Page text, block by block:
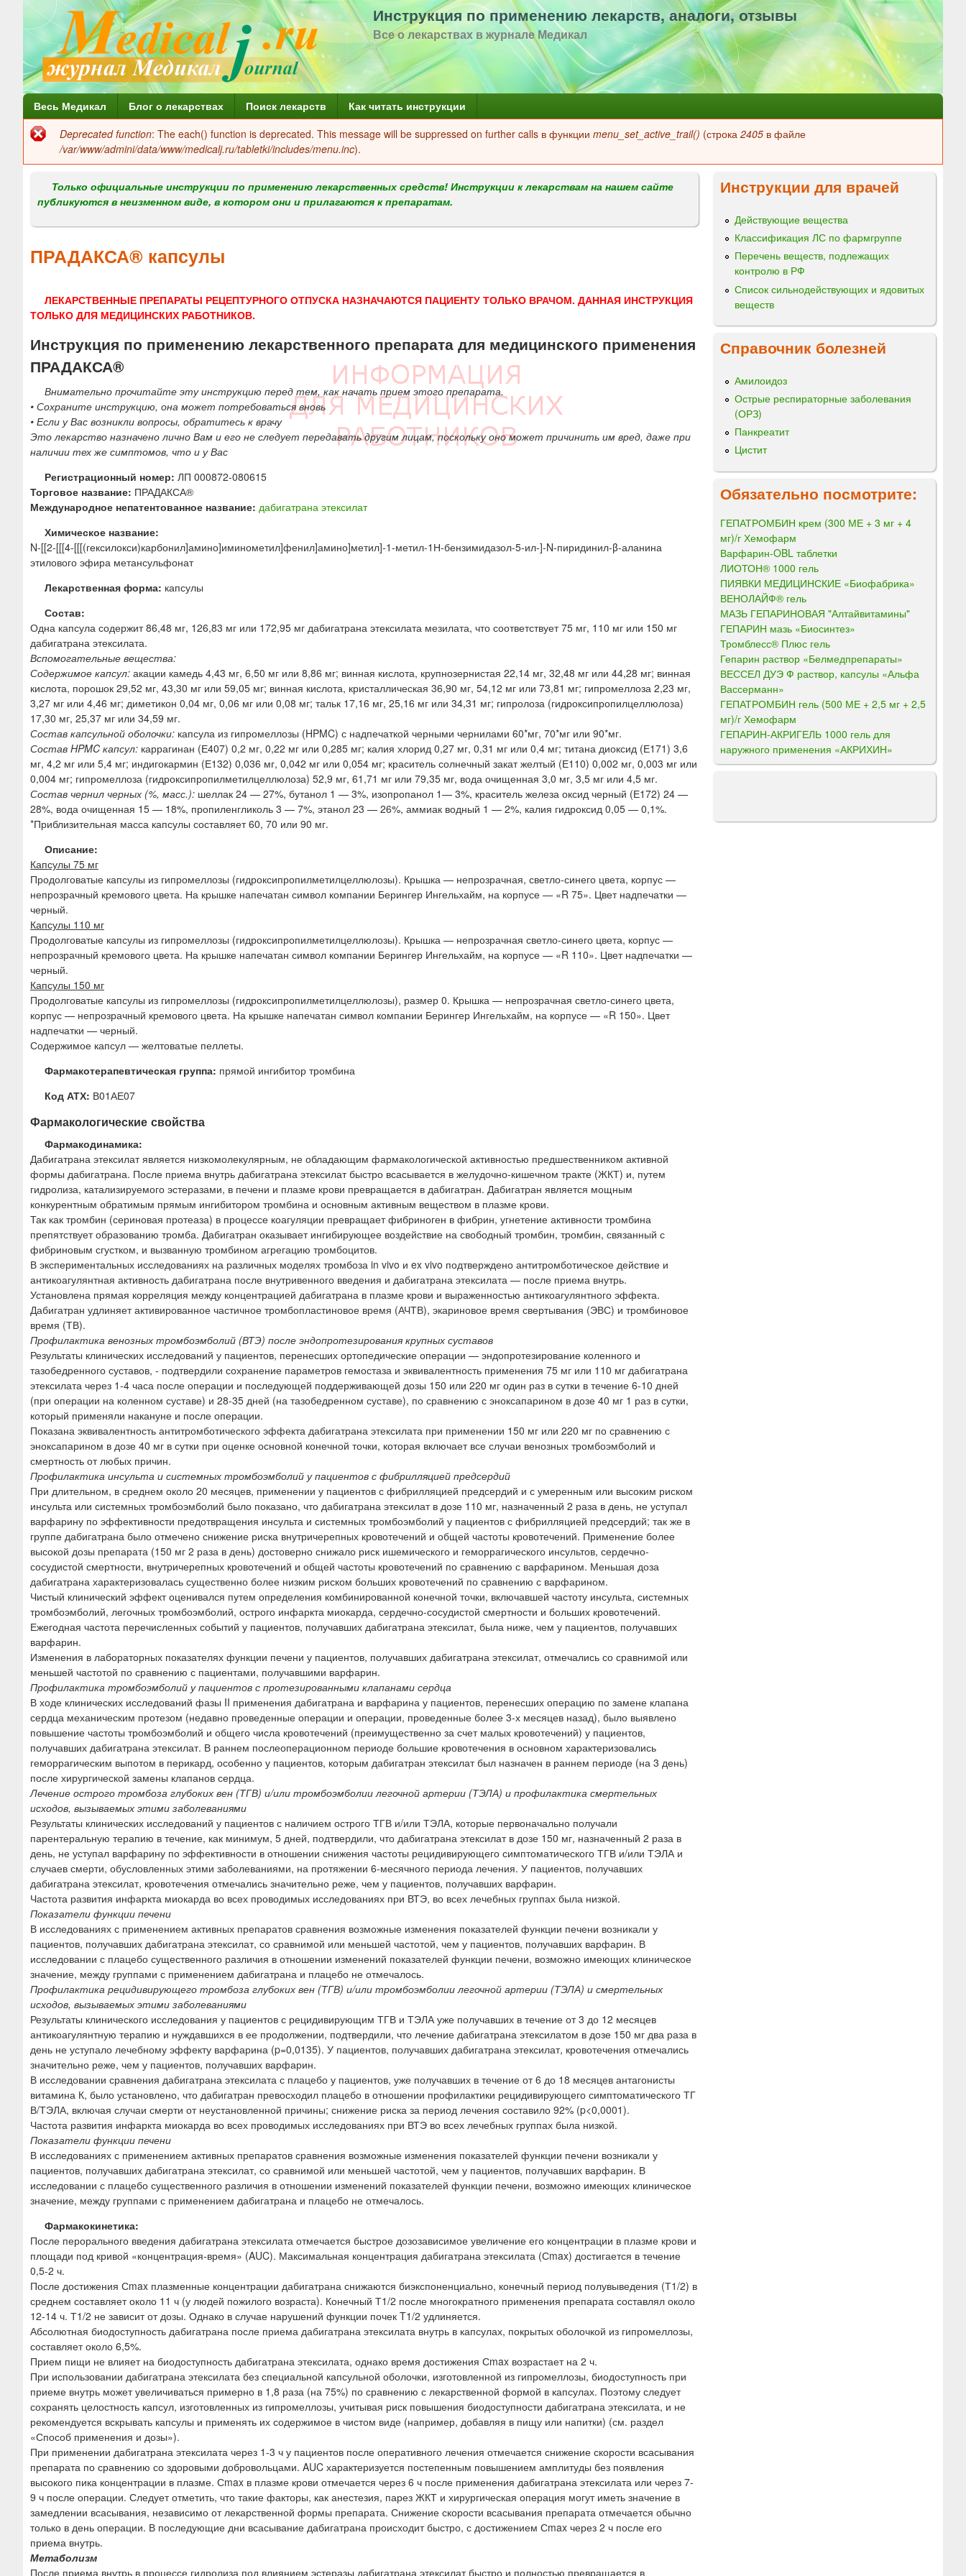
Перейти
к
содержанию
Инструкция по применению лекарств, аналоги, отзывы
Все о лекарствах в журнале Медикал
Г
л
н
м
н
Весь Медикал Блог о лекарствах Поиск лекарств Как читать инструкции
Сообщение
об
ошибке
Deprecated function: The each() function is deprecated. This message will be suppressed on further calls в функции menu_set_active_trail() (строка 2405 в файле
/var/www/admini/data/www/medicalj.ru/tabletki/includes/menu.inc).
Только официальные инструкции по применению лекарственных средств! Инструкции к лекарствам на нашем сайте
публикуются в неизменном виде, в котором они и прилагаются к препаратам.
ПРАДАКСА® капсулы
ЛЕКАРСТВЕННЫЕ ПРЕПАРАТЫ РЕЦЕПТУРНОГО ОТПУСКА НАЗНАЧАЮТСЯ ПАЦИЕНТУ ТОЛЬКО ВРАЧОМ. ДАННАЯ ИНСТРУКЦИЯ
ТОЛЬКО ДЛЯ МЕДИЦИНСКИХ РАБОТНИКОВ.
Инструкция по применению лекарственного препарата для медицинского применения
ПРАДАКСА®
Внимательно прочитайте эту инструкцию перед тем, как начать прием этого препарата.
• Сохраните инструкцию, она может потребоваться вновь
• Если у Вас возникли вопросы, обратитесь к врачу
Это лекарство назначено лично Вам и его не следует передавать другим лицам, поскольку оно может причинить им вред, даже при
наличии тех же симптомов, что и у Вас
Регистрационный номер: ЛП 000872-080615
Торговое название: ПРАДАКСА®
Международное непатентованное название: дабигатрана этексилат
Химическое название:
N-[[2-[[[4-[[[(гексилокси)карбонил]амино]иминометил]фенил]амино]метил]-1-метил-1Н-бензимидазол-5-ил-]-N-пиридинил-β-аланина
этилового эфира метансульфонат
Лекарственная форма: капсулы
Состав:
Одна капсула содержит 86,48 мг, 126,83 мг или 172,95 мг дабигатрана этексилата мезилата, что соответствует 75 мг, 110 мг или 150 мг
дабигатрана этексилата.
Вспомогательные вещества:
Содержимое капсул: акации камедь 4,43 мг, 6,50 мг или 8,86 мг; винная кислота, крупнозернистая 22,14 мг, 32,48 мг или 44,28 мг; винная
кислота, порошок 29,52 мг, 43,30 мг или 59,05 мг; винная кислота, кристаллическая 36,90 мг, 54,12 мг или 73,81 мг; гипромеллоза 2,23 мг,
3,27 мг или 4,46 мг; диметикон 0,04 мг, 0,06 мг или 0,08 мг; тальк 17,16 мг, 25,16 мг или 34,31 мг; гипролоза (гидроксипропилцеллюлоза)
17,30 мг, 25,37 мг или 34,59 мг.
Состав капсульной оболочки: капсула из гипромеллозы (HPMC) с надпечаткой черными чернилами 60*мг, 70*мг или 90*мг.
Состав HPMC капсул: каррагинан (Е407) 0,2 мг, 0,22 мг или 0,285 мг; калия хлорид 0,27 мг, 0,31 мг или 0,4 мг; титана диоксид (Е171) 3,6
мг, 4,2 мг или 5,4 мг; индигокармин (Е132) 0,036 мг, 0,042 мг или 0,054 мг; краситель солнечный закат желтый (Е110) 0,002 мг, 0,003 мг или
0,004 мг; гипромеллоза (гидроксипропилметилцеллюлоза) 52,9 мг, 61,71 мг или 79,35 мг, вода очищенная 3,0 мг, 3,5 мг или 4,5 мг.
Состав чернил черных (%, масс.): шеллак 24 — 27%, бутанол 1 — 3%, изопропанол 1— 3%, краситель железа оксид черный (Е172) 24 —
28%, вода очищенная 15 — 18%, пропиленгликоль 3 — 7%, этанол 23 — 26%, аммиак водный 1 — 2%, калия гидроксид 0,05 — 0,1%.
*Приблизительная масса капсулы составляет 60, 70 или 90 мг.
Описание:
Капсулы 75 мг
Продолговатые капсулы из гипромеллозы (гидроксипропилметилцеллюлозы). Крышка — непрозрачная, светло-синего цвета, корпус —
непрозрачный кремового цвета. На крышке напечатан символ компании Берингер Ингельхайм, на корпусе — «R 75». Цвет надпечатки —
черный.
Капсулы 110 мг
Продолговатые капсулы из гипромеллозы (гидроксипропилметилцеллюлозы). Крышка — непрозрачная светло-синего цвета, корпус —
непрозрачный кремового цвета. На крышке напечатан символ компании Берингер Ингельхайм, на корпусе — «R 110». Цвет надпечатки —
черный.
Капсулы 150 мг
Продолговатые капсулы из гипромеллозы (гидроксипропилметилцеллюлозы), размер 0. Крышка — непрозрачная светло-синего цвета,
корпус — непрозрачный кремового цвета. На крышке напечатан символ компании Берингер Ингельхайм, на корпусе — «R 150». Цвет
надпечатки — черный.
Содержимое капсул — желтоватые пеллеты.
Фармакотерапевтическая группа: прямой ингибитор тромбина
Код АТХ: В01АЕ07
Фармакологические свойства
Фармакодинамика:
Дабигатрана этексилат является низкомолекулярным, не обладающим фармакологической активностью предшественником активной
формы дабигатрана. После приема внутрь дабигатрана этексилат быстро всасывается в желудочно-кишечном тракте (ЖКТ) и, путем
гидролиза, катализируемого эстеразами, в печени и плазме крови превращается в дабигатран. Дабигатран является мощным
конкурентным обратимым прямым ингибитором тромбина и основным активным веществом в плазме крови.
Так как тромбин (сериновая протеаза) в процессе коагуляции превращает фибриноген в фибрин, угнетение активности тромбина
препятствует образованию тромба. Дабигатран оказывает ингибирующее воздействие на свободный тромбин, тромбин, связанный с
фибриновым сгустком, и вызванную тромбином агрегацию тромбоцитов.
В экспериментальных исследованиях на различных моделях тромбоза in vivo и ex vivo подтверждено антитромботическое действие и
антикоагулянтная активность дабигатрана после внутривенного введения и дабигатрана этексилата — после приема внутрь.
Установлена прямая корреляция между концентрацией дабигатрана в плазме крови и выраженностью антикоагулянтного эффекта.
Дабигатран удлиняет активированное частичное тромбопластиновое время (АЧТВ), экариновое время свертывания (ЭВС) и тромбиновое
время (ТВ).
Профилактика венозных тромбоэмболий (ВТЭ) после эндопротезирования крупных суставов
Результаты клинических исследований у пациентов, перенесших ортопедические операции — эндопротезирование коленного и
тазобедренного суставов, - подтвердили сохранение параметров гемостаза и эквивалентность применения 75 мг или 110 мг дабигатрана
этексилата через 1-4 часа после операции и последующей поддерживающей дозы 150 или 220 мг один раз в сутки в течение 6-10 дней
(при операции на коленном суставе) и 28-35 дней (на тазобедренном суставе), по сравнению с эноксапарином в дозе 40 мг 1 раз в сутки,
который применяли накануне и после операции.
Показана эквивалентность антитромботического эффекта дабигатрана этексилата при применении 150 мг или 220 мг по сравнению с
эноксапарином в дозе 40 мг в сутки при оценке основной конечной точки, которая включает все случаи венозных тромбоэмболий и
смертность от любых причин.
Профилактика инсульта и системных тромбоэмболий у пациентов с фибрилляцией предсердий
При длительном, в среднем около 20 месяцев, применении у пациентов с фибрилляцией предсердий и с умеренным или высоким риском
инсульта или системных тромбоэмболий было показано, что дабигатрана этексилат в дозе 110 мг, назначенный 2 раза в день, не уступал
варфарину по эффективности предотвращения инсульта и системных тромбоэмболий у пациентов с фибрилляцией предсердий; так же в
группе дабигатрана было отмечено снижение риска внутричерепных кровотечений и общей частоты кровотечений. Применение более
высокой дозы препарата (150 мг 2 раза в день) достоверно снижало риск ишемического и геморрагического инсультов, сердечно-
сосудистой смертности, внутричерепных кровотечений и общей частоты кровотечений по сравнению с варфарином. Меньшая доза
дабигатрана характеризовалась существенно более низким риском больших кровотечений по сравнению с варфарином.
Чистый клинический эффект оценивался путем определения комбинированной конечной точки, включавшей частоту инсульта, системных
тромбоэмболий, легочных тромбоэмболий, острого инфаркта миокарда, сердечно-сосудистой смертности и больших кровотечений.
Ежегодная частота перечисленных событий у пациентов, получавших дабигатрана этексилат, была ниже, чем у пациентов, получавших
варфарин.
Изменения в лабораторных показателях функции печени у пациентов, получавших дабигатрана этексилат, отмечались со сравнимой или
меньшей частотой по сравнению с пациентами, получавшими варфарин.
Профилактика тромбоэмболий у пациентов с протезированными клапанами сердца
В ходе клинических исследований фазы II применения дабигатрана и варфарина у пациентов, перенесших операцию по замене клапана
сердца механическим протезом (недавно проведенные операции и операции, проведенные более 3-х месяцев назад), было выявлено
повышение частоты тромбоэмболий и общего числа кровотечений (преимущественно за счет малых кровотечений) у пациентов,
получавших дабигатрана этексилат. В раннем послеоперационном периоде большие кровотечения в основном характеризовались
геморрагическим выпотом в перикард, особенно у пациентов, которым дабигатран этексилат был назначен в раннем периоде (на 3 день)
после хирургической замены клапанов сердца.
Лечение острого тромбоза глубоких вен (ТГВ) и/или тромбоэмболии легочной артерии (ТЭЛА) и профилактика смертельных
исходов, вызываемых этими заболеваниями
Результаты клинических исследований у пациентов с наличием острого ТГВ и/или ТЭЛА, которые первоначально получали
парентеральную терапию в течение, как минимум, 5 дней, подтвердили, что дабигатрана этексилат в дозе 150 мг, назначенный 2 раза в
день, не уступал варфарину по эффективности в отношении снижения частоты рецидивирующего симптоматического ТГВ и/или ТЭЛА и
случаев смерти, обусловленных этими заболеваниями, на протяжении 6-месячного периода лечения. У пациентов, получавших
дабигатрана этексилат, кровотечения отмечались значительно реже, чем у пациентов, получавших варфарин.
Частота развития инфаркта миокарда во всех проводимых исследованиях при ВТЭ, во всех лечебных группах была низкой.
Показатели функции печени
В исследованиях с применением активных препаратов сравнения возможные изменения показателей функции печени возникали у
пациентов, получавших дабигатрана этексилат, со сравнимой или меньшей частотой, чем у пациентов, получавших варфарин. В
исследовании с плацебо существенного различия в отношении изменений показателей функции печени, возможно имеющих клиническое
значение, между группами с применением дабигатрана и плацебо не отмечалось.
Профилактика рецидивирующего тромбоза глубоких вен (ТГВ) и/или тромбоэмболии легочной артерии (ТЭЛА) и смертельных
исходов, вызываемых этими заболеваниями
Результаты клинического исследования у пациентов с рецидивирующим ТГВ и ТЭЛА уже получавших в течение от 3 до 12 месяцев
антикоагулянтную терапию и нуждавшихся в ее продолжении, подтвердили, что лечение дабигатрана этексилатом в дозе 150 мг два раза в
день не уступало лечебному эффекту варфарина (p=0,0135). У пациентов, получавших дабигатрана этексилат, кровотечения отмечались
значительно реже, чем у пациентов, получавших варфарин.
В исследовании сравнения дабигатрана этексилата с плацебо у пациентов, уже получавших в течение от 6 до 18 месяцев антагонисты
витамина К, было установлено, что дабигатран превосходил плацебо в отношении профилактики рецидивирующего симптоматического ТГ
В/ТЭЛА, включая случаи смерти от неустановленной причины; снижение риска за период лечения составило 92% (p<0,0001).
Частота развития инфаркта миокарда во всех проводимых исследованиях при ВТЭ во всех лечебных группах была низкой.
Показатели функции печени
В исследованиях с применением активных препаратов сравнения возможные изменения показателей функции печени возникали у
пациентов, получавших дабигатрана этексилат, со сравнимой или меньшей частотой, чем у пациентов, получавших варфарин. В
исследовании с плацебо существенного различия в отношении изменений показателей функции печени, возможно имеющих клиническое
значение, между группами с применением дабигатрана и плацебо не отмечалось.
Фармакокинетика:
После перорального введения дабигатрана этексилата отмечается быстрое дозозависимое увеличение его концентрации в плазме крови и
площади под кривой «концентрация-время» (AUC). Максимальная концентрация дабигатрана этексилата (Сmax) достигается в течение
0,5-2 ч.
После достижения Сmax плазменные концентрации дабигатрана снижаются биэкспоненциально, конечный период полувыведения (Т1/2) в
среднем составляет около 11 ч (у людей пожилого возраста). Конечный Т1/2 после многократного применения препарата составлял около
12-14 ч. Т1/2 не зависит от дозы. Однако в случае нарушений функции почек T1/2 удлиняется.
Абсолютная биодоступность дабигатрана после приема дабигатрана этексилата внутрь в капсулах, покрытых оболочкой из гипромеллозы,
составляет около 6,5%.
Прием пищи не влияет на биодоступность дабигатрана этексилата, однако время достижения Сmax возрастает на 2 ч.
При использовании дабигатрана этексилата без специальной капсульной оболочки, изготовленной из гипромеллозы, биодоступность при
приеме внутрь может увеличиваться примерно в 1,8 раза (на 75%) по сравнению с лекарственной формой в капсулах. Поэтому следует
сохранять целостность капсул, изготовленных из гипромеллозы, учитывая риск повышения биодоступности дабигатрана этексилата, и не
рекомендуется вскрывать капсулы и применять их содержимое в чистом виде (например, добавляя в пищу или напитки) (см. раздел
«Способ применения и дозы»).
При применении дабигатрана этексилата через 1-3 ч у пациентов после оперативного лечения отмечается снижение скорости всасывания
препарата по сравнению со здоровыми добровольцами. AUC характеризуется постепенным повышением амплитуды без появления
высокого пика концентрации в плазме. Сmax в плазме крови отмечается через 6 ч после применения дабигатрана этексилата или через 7-
9 ч после операции. Следует отметить, что такие факторы, как анестезия, парез ЖКТ и хирургическая операция могут иметь значение в
замедлении всасывания, независимо от лекарственной формы препарата. Снижение скорости всасывания препарата отмечается обычно
только в день операции. В последующие дни всасывание дабигатрана происходит быстро, с достижением Сmax через 2 ч после его
приема внутрь.
Метаболизм
После приема внутрь в процессе гидролиза под влиянием эстеразы дабигатрана этексилат быстро и полностью превращается в
Инструкции для врачей
Действующие вещества
Классификация ЛС по фармгруппе
Перечень веществ, подлежащих
контролю в РФ
Список сильнодействующих и ядовитых
веществ
Справочник болезней
Амилоидоз
Острые респираторные заболевания
(ОРЗ)
Панкреатит
Цистит
Обязательно посмотрите:
ГЕПАТРОМБИН крем (300 МЕ + 3 мг + 4
мг)/г Хемофарм
Варфарин-OBL таблетки
ЛИОТОН® 1000 гель
ПИЯВКИ МЕДИЦИНСКИЕ «Биофабрика»
ВЕНОЛАЙФ® гель
МАЗЬ ГЕПАРИНОВАЯ "Алтайвитамины"
ГЕПАРИН мазь «Биосинтез»
Тромблесс® Плюс гель
Гепарин раствор «Белмедпрепараты»
ВЕССЕЛ ДУЭ Ф раствор, капсулы «Альфа
Вассерманн»
ГЕПАТРОМБИН гель (500 МЕ + 2,5 мг + 2,5
мг)/г Хемофарм
ГЕПАРИН-АКРИГЕЛЬ 1000 гель для
наружного применения «АКРИХИН»